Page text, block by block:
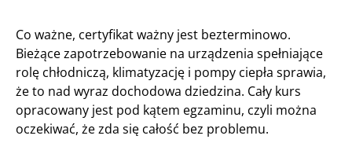
Co ważne, certyfikat ważny jest bezterminowo.
Bieżące zapotrzebowanie na urządzenia spełniające
rolę chłodniczą, klimatyzację i pompy ciepła sprawia,
że to nad wyraz dochodowa dziedzina. Cały kurs
opracowany jest pod kątem egzaminu, czyli można
oczekiwać, że zda się całość bez problemu.